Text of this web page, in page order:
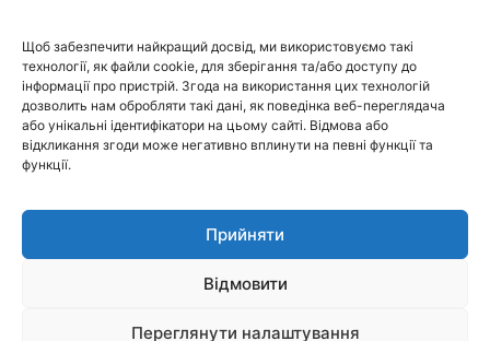
Щоб забезпечити найкращий досвід, ми використовуємо такі
технології, як файли cookie, для зберігання та/або доступу до
інформації про пристрій. Згода на використання цих технологій
дозволить нам обробляти такі дані, як поведінка веб-переглядача
або унікальні ідентифікатори на цьому сайті. Відмова або
відкликання згоди може негативно вплинути на певні функції та
функції.
Прийняти
Відмовити
Переглянути налаштування
Контакти
dfbelements@gmail.com
Instagram